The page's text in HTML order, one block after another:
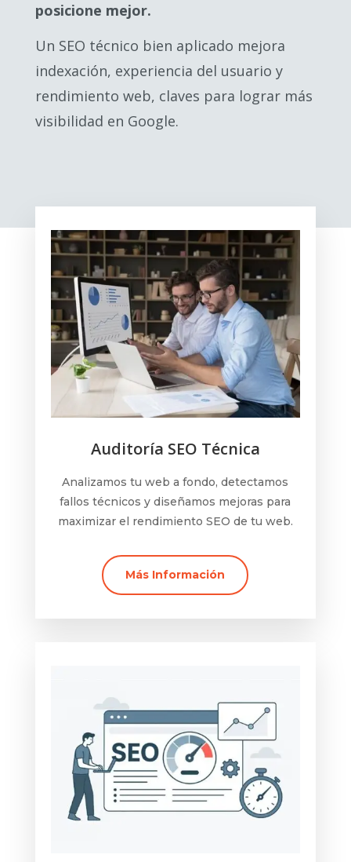
posicione mejor.
Un SEO técnico bien aplicado mejora
indexación, experiencia del usuario y
rendimiento web, claves para lograr más
visibilidad en Google.
Auditoría SEO Técnica
Analizamos tu web a fondo, detectamos
fallos técnicos y diseñamos mejoras para
maximizar el rendimiento SEO de tu web.
Más Información